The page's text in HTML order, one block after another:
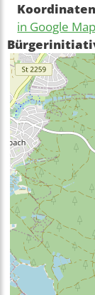
Koordinaten
in Google